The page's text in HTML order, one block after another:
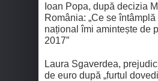
Ioan Popa, după decizia
România: „Ce se
național îmi amintește de
2017”
Laura Sgaverdea,
de euro după „furtul